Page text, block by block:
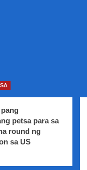
petsa para sa
round ng
sa US